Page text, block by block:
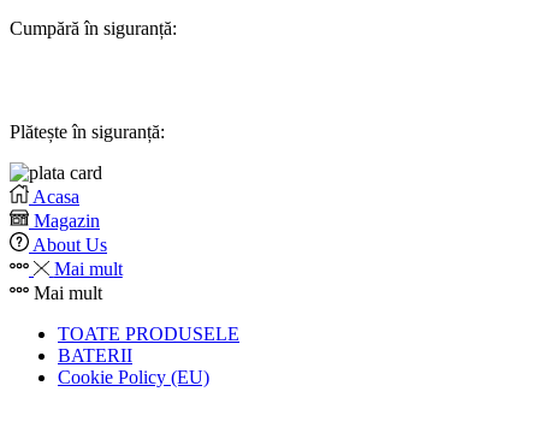
Cumpără în siguranță:
Plătește în siguranță:
Acasa
Magazin
About Us
Mai mult
Mai mult
TOATE PRODUSELE
BATERII
Cookie Policy (EU)